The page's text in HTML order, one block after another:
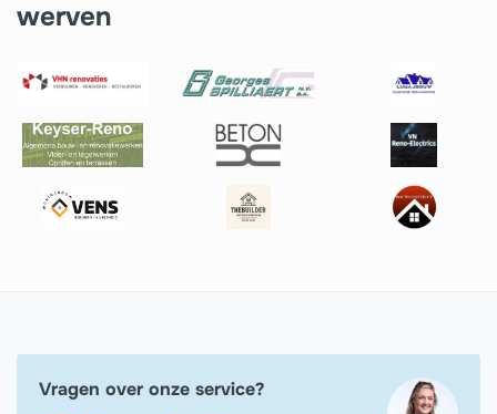
werven
Vragen over onze service?